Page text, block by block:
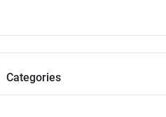
Categories